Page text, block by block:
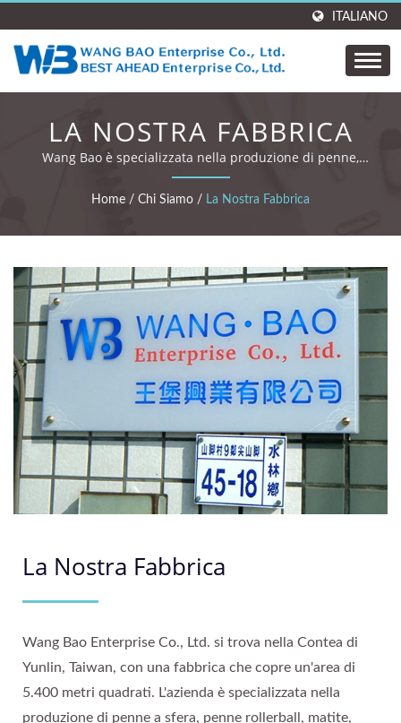
ITALIANO
LA NOSTRA FABBRICA
Wang Bao è specializzata nella produzione di penne,
cancelleria e prodotti regalo di alta qualità.
Home / Chi Siamo / La Nostra Fabbrica
La Nostra Fabbrica
Wang Bao Enterprise Co., Ltd. si trova nella Contea di
Yunlin, Taiwan, con una fabbrica che copre un'area di
5.400 metri quadrati. L'azienda è specializzata nella
produzione di penne a sfera, penne rollerball, matite,